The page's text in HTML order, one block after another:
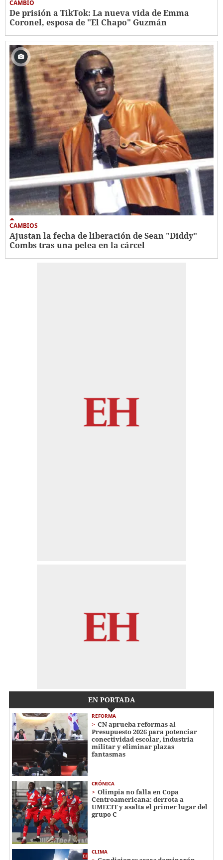
CAMBIO
De prisión a TikTok: La nueva vida de Emma
Coronel, esposa de "El Chapo" Guzmán
CAMBIOS
Ajustan la fecha de liberación de Sean "Diddy"
Combs tras una pelea en la cárcel
EN PORTADA
REFORMA
CN aprueba reformas al
Presupuesto 2026 para potenciar
conectividad escolar, industria
militar y eliminar plazas
fantasmas
CRÓNICA
Olimpia no falla en Copa
Centroamericana: derrota a
UMECIT y asalta el primer lugar del
grupo C
CLIMA